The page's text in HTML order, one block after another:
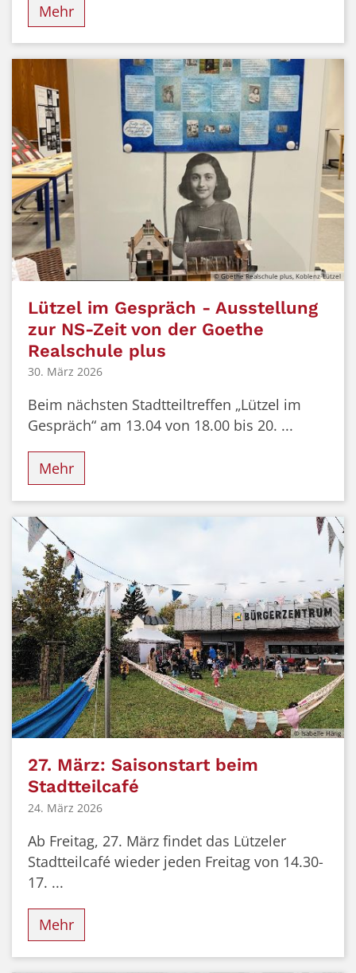
Mehr
© Goethe Realschule plus, Koblenz-Lützel
Lützel im Gespräch - Ausstellung
zur NS-Zeit von der Goethe
Realschule plus
30. März 2026
Beim nächsten Stadtteiltreffen „Lützel im
Gespräch“ am 13.04 von 18.00 bis 20. ...
Mehr
© Isabelle Härig
27. März: Saisonstart beim
Stadtteilcafé
24. März 2026
Ab Freitag, 27. März findet das Lützeler
Stadtteilcafé wieder jeden Freitag von 14.30-
17. ...
Mehr